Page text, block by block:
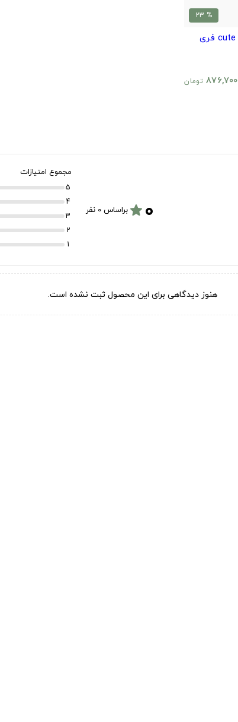
% 23
کراپ لش زنانه مدل cute bear فری
876,700 تومان
۰ starبراساس 0 نفر
مجموع امتیازات
5
4
3
2
1
هنوز دیدگاهی برای این محصول ثبت نشده است.